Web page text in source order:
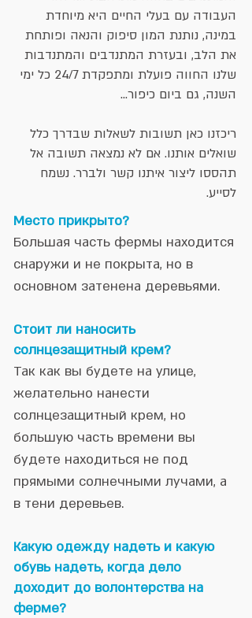
העבודה עם בעלי החיים היא מיוחדת
במינה, נותנת המון סיפוק והנאה ופותחת
את הלב, ובעזרת המתנדבים והמתנדבות
שלנו החווה פועלת ומתפקדת 24/7 כל ימי
השנה, גם ביום כיפור...
ריכזנו כאן תשובות לשאלות שבדרך כלל
שואלים אותנו. אם לא נמצאה תשובה אל
תהססו ליצור איתנו קשר ולברר. נשמח
לסייע.
Место прикрыто?
Большая часть фермы находится
снаружи и не покрыта, но в
основном затенена деревьями.
Стоит ли наносить
солнцезащитный крем?
Так как вы будете на улице,
желательно нанести
солнцезащитный крем, но
большую часть времени вы
будете находиться не под
прямыми солнечными лучами, а
в тени деревьев.
Какую одежду надеть и какую
обувь надеть, когда дело
доходит до волонтерства на
ферме?